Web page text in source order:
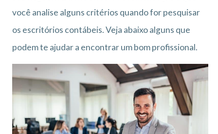
você analise alguns critérios quando for pesquisar
os escritórios contábeis. Veja abaixo alguns que
podem te ajudar a encontrar um bom profissional.